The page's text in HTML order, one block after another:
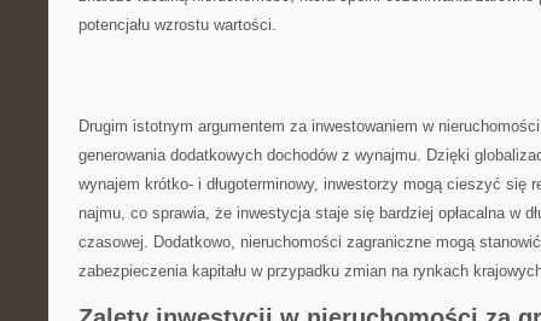
potencjału wzrostu wartości.
Drugim​ istotnym argumentem za inwestowaniem w
generowania ‍dodatkowych ​dochodów‍ z⁢ wynajmu.​ Dzięki​
wynajem krótko- i‌ długoterminowy, inwestorzy mogą cieszyć się
najmu, co sprawia, że inwestycja⁤ staje się bardziej opłacalna w
czasowej. Dodatkowo, nieruchomości zagraniczne ⁤mogą
zabezpieczenia kapitału w przypadku zmian na rynkach